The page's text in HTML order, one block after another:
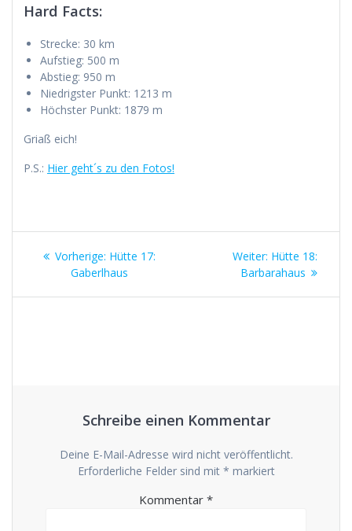
Hard Facts:
Strecke: 30 km
Aufstieg: 500 m
Abstieg: 950 m
Niedrigster Punkt: 1213 m
Höchster Punkt: 1879 m
Griaß eich!
P.S.: Hier geht´s zu den Fotos!
Beitragsnavigation
Vorherige: Vorheriger
Beitrag:
Hütte 17:
Gaberlhaus
Weiter: Nächster
Beitrag:
Hütte 18:
Barbarahaus
Schreibe einen Kommentar
Deine E-Mail-Adresse wird nicht veröffentlicht.
Erforderliche Felder sind mit * markiert
Kommentar *